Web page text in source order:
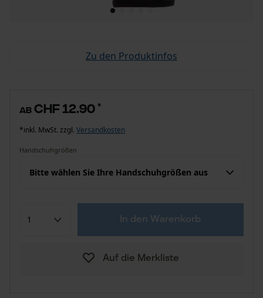
Zu den Produktinfos
ab CHF 12.90 *
*inkl. MwSt. zzgl. Versandkosten
Handschuhgrößen
Bitte wählen Sie Ihre Handschuhgrößen aus
In den Warenkorb
Auf die Merkliste